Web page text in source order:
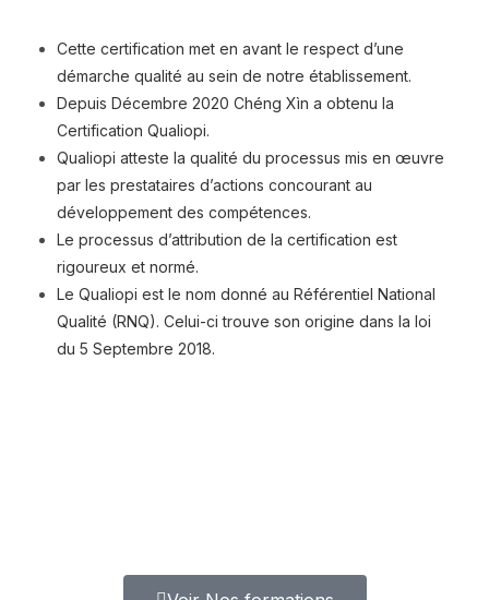
Cette certification met en avant le respect d’une
démarche qualité au sein de notre établissement.
Depuis Décembre 2020 Chéng Xìn a obtenu la
Certification Qualiopi.
Qualiopi atteste la qualité du processus mis en œuvre
par les prestataires d’actions concourant au
développement des compétences.
Le processus d’attribution de la certification est
rigoureux et normé.
Le Qualiopi est le nom donné au Référentiel National
Qualité (RNQ). Celui-ci trouve son origine dans la loi
du 5 Septembre 2018.